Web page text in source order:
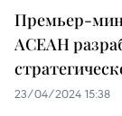
Премьер-
АСЕАН
23/04/2024 15:38